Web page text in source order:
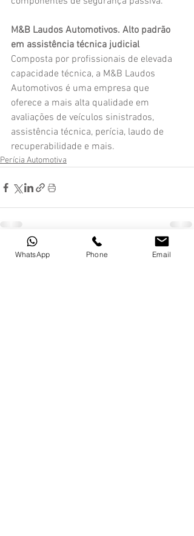
M&B Laudos Automotivos. Alto padrão
em assistência técnica judicial
Composta por profissionais de elevada
capacidade técnica, a M&B Laudos
Automotivos é uma empresa que
oferece a mais alta qualidade em
avaliações de veículos sinistrados,
assistência técnica, perícia, laudo de
recuperabilidade e mais.
Perícia Automotiva
WhatsApp Phone Email